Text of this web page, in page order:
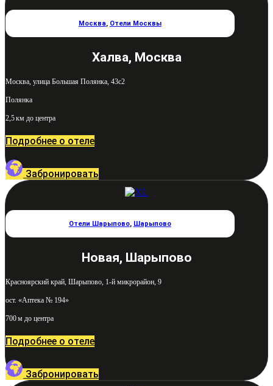
Москва, Отели Москвы
Халва, Москва
Москва, улица Большая Полянка, 43с2
Полянка
2,5 км до центра
Подробнее о отеле
Забронировать
Отели Шарыпово, Шарыпово
Новая, Шарыпово
Красноярский край, Шарыпово, 1-й микрорайон, 9
ост. «Аптека № 194»
700 м до центра
Подробнее о отеле
Забронировать